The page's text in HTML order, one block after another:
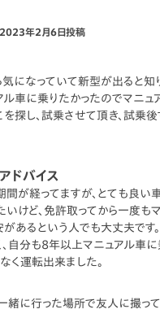
年2月6日投稿
になっていて新型が出ると知
車に乗りたかったのでマニュ
探し、試乗させて頂き、試乗
ドバイス
が経ってますが、とても良い車
けど、免許取ってから一度も
あるという人でも大丈夫です。
自分も8年以上マニュアル車に
く運転出来ました。
緒に行った場所で友人に撮っ